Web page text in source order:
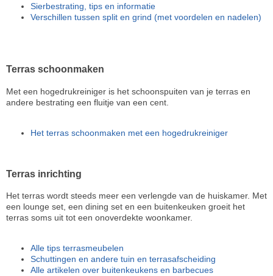
Sierbestrating, tips en informatie
Verschillen tussen split en grind (met voordelen en nadelen)
Terras schoonmaken
Met een hogedrukreiniger is het schoonspuiten van je terras en
andere bestrating een fluitje van een cent.
Het terras schoonmaken met een hogedrukreiniger
Terras inrichting
Het terras wordt steeds meer een verlengde van de huiskamer. Met
een lounge set, een dining set en een buitenkeuken groeit het
terras soms uit tot een onoverdekte woonkamer.
Alle tips terrasmeubelen
Schuttingen en andere tuin en terrasafscheiding
Alle artikelen over buitenkeukens en barbecues